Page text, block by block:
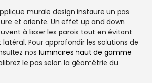
murale design instaure un pas
et oriente. Un effet up and down
à lisser les parois tout en évitant
latéral. Pour approfondir les solutions de
nos luminaires haut de gamme
le pas selon la géométrie du